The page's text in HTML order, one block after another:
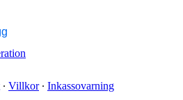
∙ Villkor∙ Inkassovarning